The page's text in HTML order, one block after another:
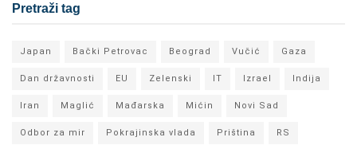
Pretraži tag
Japan Bački Petrovac Beograd Vučić Gaza
Dan državnosti EU Zelenski IT Izrael Indija
Iran Maglić Mađarska Mićin Novi Sad
Odbor za mir Pokrajinska vlada Priština RS